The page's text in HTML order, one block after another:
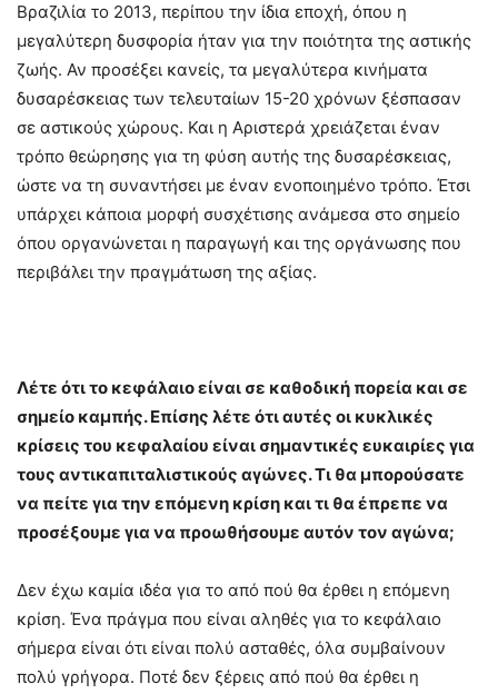
Βραζιλία το 2013, περίπου την ίδια εποχή, όπου η
μεγαλύτερη δυσφορία ήταν για την ποιότητα της αστικής
ζωής. Αν προσέξει κανείς, τα μεγαλύτερα κινήματα
δυσαρέσκειας των τελευταίων 15-20 χρόνων ξέσπασαν
σε αστικούς χώρους. Και η Αριστερά χρειάζεται έναν
τρόπο θεώρησης για τη φύση αυτής της δυσαρέσκειας,
ώστε να τη συναντήσει με έναν ενοποιημένο τρόπο. Έτσι
υπάρχει κάποια μορφή συσχέτισης ανάμεσα στο σημείο
όπου οργανώνεται η παραγωγή και της οργάνωσης που
περιβάλει την πραγμάτωση της αξίας.
Λέτε ότι το κεφάλαιο είναι σε καθοδική πορεία και σε
σημείο καμπής. Επίσης λέτε ότι αυτές οι κυκλικές
κρίσεις του κεφαλαίου είναι σημαντικές ευκαιρίες για
τους αντικαπιταλιστικούς αγώνες. Τι θα μπορούσατε
να πείτε για την επόμενη κρίση και τι θα έπρεπε να
προσέξουμε για να προωθήσουμε αυτόν τον αγώνα;
Δεν έχω καμία ιδέα για το από πού θα έρθει η επόμενη
κρίση. Ένα πράγμα που είναι αληθές για το κεφάλαιο
σήμερα είναι ότι είναι πολύ ασταθές, όλα συμβαίνουν
πολύ γρήγορα. Ποτέ δεν ξέρεις από πού θα έρθει η